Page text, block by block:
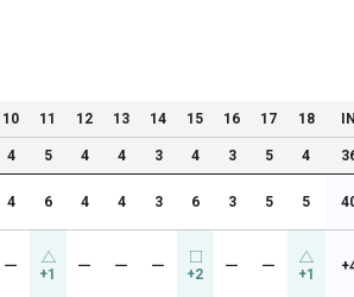
10 11 12 13 14 15 16 17 18
4 5 4 4 3 4 3 5 4
4 6 4 4 3 6 3 5 5
ー +1 ー ー ー +2 ー ー +1